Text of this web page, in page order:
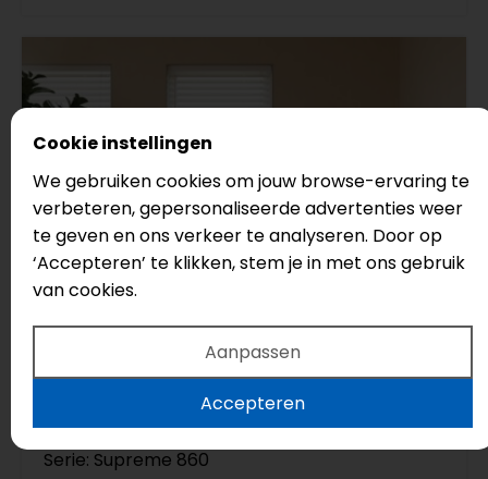
Caramel
Serie: Supreme 860
Cookie instellingen
We gebruiken cookies om jouw browse-ervaring te
verbeteren, gepersonaliseerde advertenties weer
te geven en ons verkeer te analyseren. Door op
‘Accepteren’ te klikken, stem je in met ons gebruik
van cookies.
Aanpassen
Accepteren